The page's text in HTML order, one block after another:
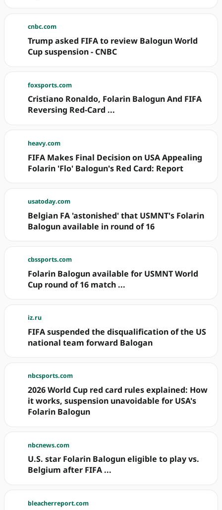
cnbc.com
Trump asked FIFA to review Balogun World
Cup suspension - CNBC
foxsports.com
Cristiano Ronaldo, Folarin Balogun And FIFA
Reversing Red-Card ...
heavy.com
FIFA Makes Final Decision on USA Appealing
Folarin 'Flo' Balogun's Red Card: Report
usatoday.com
Belgian FA 'astonished' that USMNT's Folarin
Balogun available in round of 16
cbssports.com
Folarin Balogun available for USMNT World
Cup round of 16 match ...
iz.ru
FIFA suspended the disqualification of the US
national team forward Balogan
nbcsports.com
2026 World Cup red card rules explained: How
it works, suspension unavoidable for USA's
Folarin Balogun
nbcnews.com
U.S. star Folarin Balogun eligible to play vs.
Belgium after FIFA ...
bleacherreport.com